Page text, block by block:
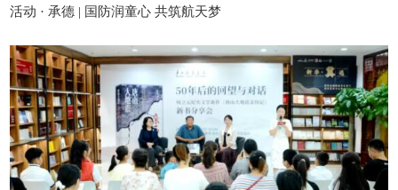
活动 · 承德 | 国防润童心 共筑航天梦